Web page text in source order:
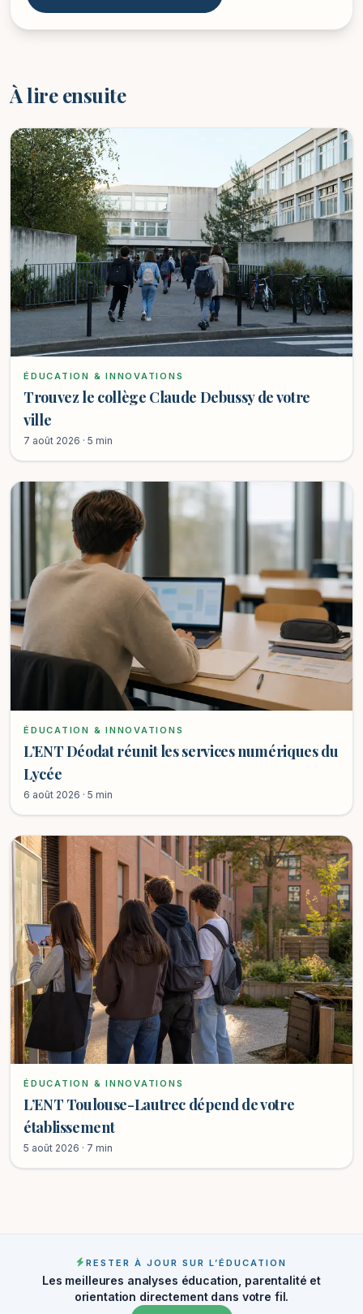
À lire ensuite
ÉDUCATION & INNOVATIONS
Trouvez le collège Claude Debussy de votre
ville
7 août 2026 · 5 min
ÉDUCATION & INNOVATIONS
L’ENT Déodat réunit les services numériques du
Lycée
6 août 2026 · 5 min
ÉDUCATION & INNOVATIONS
L’ENT Toulouse-Lautrec dépend de votre
établissement
5 août 2026 · 7 min
RESTER À JOUR SUR L’ÉDUCATION
Les meilleures analyses éducation, parentalité et
orientation directement dans votre fil.